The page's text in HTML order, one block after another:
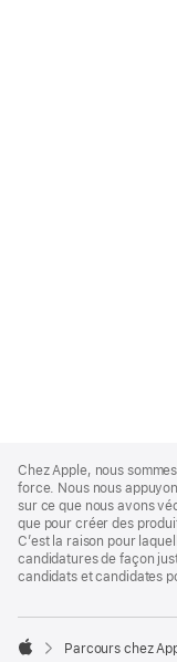
Footer
Chez Apple, nous
force. Nous nous
sur ce que nous avons
que pour créer des
C’est la raison pour
candidatures de façon
candidats et candidates

Parcours chez